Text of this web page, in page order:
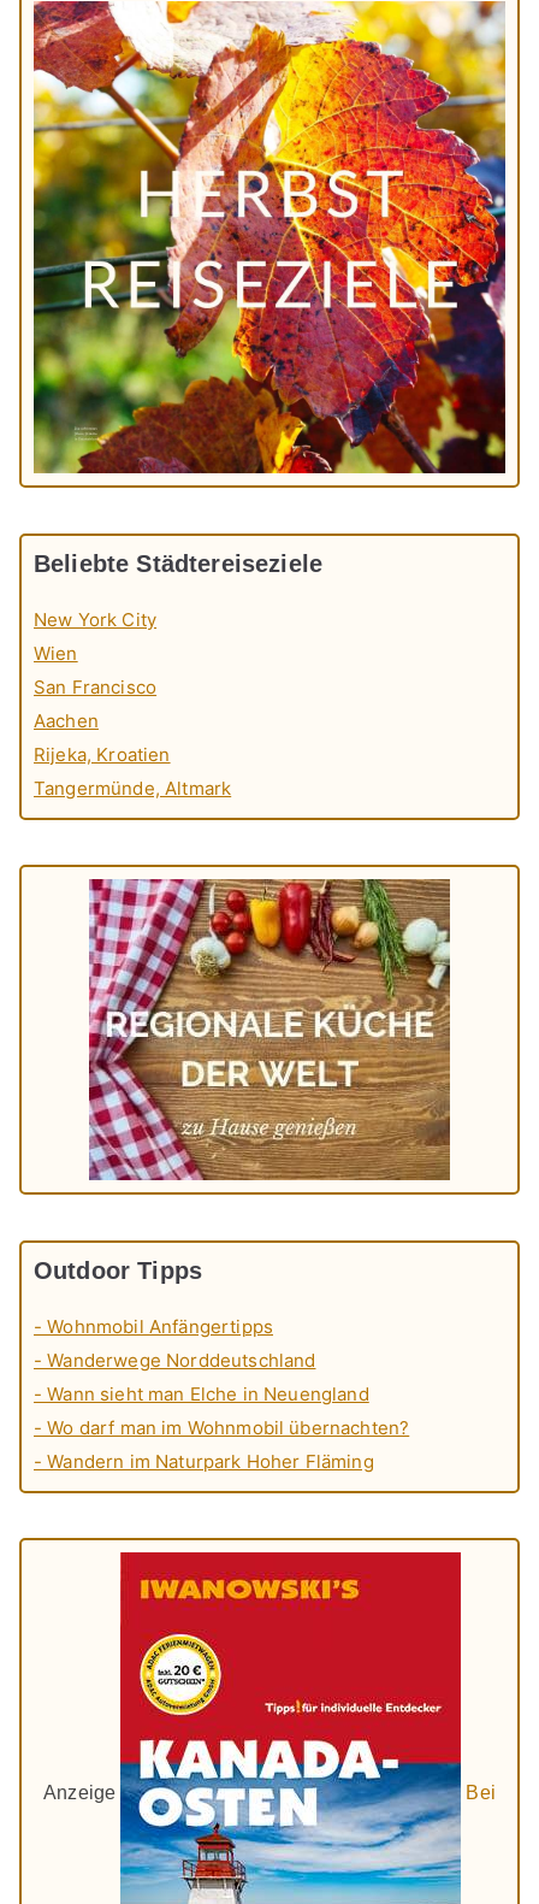
Beliebte Städtereiseziele
New York City
Wien
San Francisco
Aachen
Rijeka, Kroatien
Tangermünde, Altmark
Outdoor Tipps
- Wohnmobil Anfängertipps
- Wanderwege Norddeutschland
- Wann sieht man Elche in Neuengland
- Wo darf man im Wohnmobil übernachten?
- Wandern im Naturpark Hoher Fläming
Anzeige Bei